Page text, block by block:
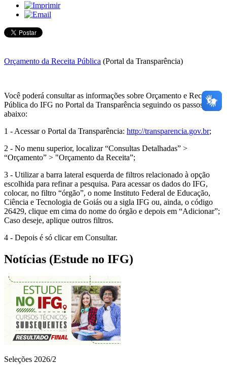
Orçamento da Receita Pública (Portal da Transparência)
Você poderá consultar as informações sobre Orçamento e Receita
Pública do IFG no Portal da Transparência seguindo os passos
abaixo:
1 - Acessar o Portal da Transparência: http://transparencia.gov.br;
2 - No menu superior, localizar “Consultas Detalhadas” >
“Orçamento” > "Orçamento da Receita”;
3 - Utilizar a barra lateral esquerda de filtros relacionado à opção
escolhida para refinar a pesquisa. Para acessar os dados do IFG,
colocar, no filtro “órgão”, o nome Instituto Federal de Educação,
Ciência e Tecnologia de Goiás ou a sigla IFG ou, ainda, o código
26429, clique em cima do nome do órgão e depois em “Adicionar”;
Caso deseje, aplique outros filtros.
4 - Depois é só clicar em Consultar.
Notícias (Estude no IFG)
Seleções 2026/2